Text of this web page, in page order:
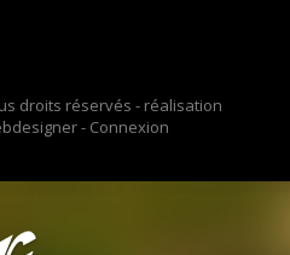
droits réservés - réalisation
- Connexion